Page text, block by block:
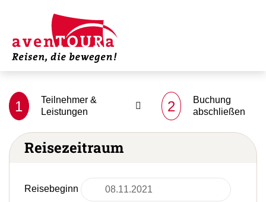
1
Teilnehmer &
Leistungen
2
Buchung
abschließen
Reisezeitraum
Reisebeginn